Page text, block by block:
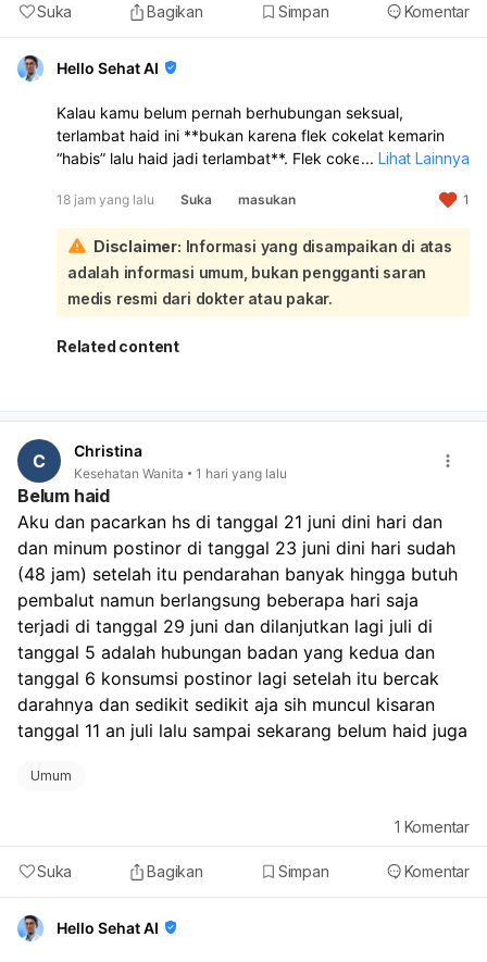
Suka Bagikan Simpan Komentar
Hello Sehat AI
Kalau kamu belum pernah berhubungan seksual,
terlambat haid ini **bukan karena flek cokelat kemarin
“habis” lalu haid jadi terlambat**. Flek cokelat sebelum
kurang tidur, perubahan gaya hidup, atau siklus haid
yang memang sedang tidak teratur**. Jadi kemungkinan
besar flek itu hanya tanda hormon sedang berubah,
bukan penyebab langsung telat haid:
Makan pisang atau makanan tertentutidak terbukti
langsung menghentikan flek atau mempercepat haid.
Yang lebih mungkin berpengaruh adalah kondisi tubuh
hari, itu masih bisa termasuk variasi siklus yang normal.
cukup, makan teratur, dan kurangi stres. Sebaiknya
periksa ke dokter kandungan atau dokter umum kalau:
haid tidak datang sampai lebih dari 1–2 minggu,
flek/pendarahan berulang terus,
ada nyeri perut hebat,
bau tidak sedap,
atau darah keluar sangat banyak.
... Lihat Lainnya
18 jam yang lalu Suka masukan 1
Disclaimer: Informasi yang disampaikan di atas
adalah informasi umum, bukan pengganti saran
medis resmi dari dokter atau pakar.
Related content
C Christina
Kesehatan Wanita 1 hari yang lalu
Belum haid
Aku dan pacarkan hs di tanggal 21 juni dini hari dan
dan minum postinor di tanggal 23 juni dini hari sudah
(48 jam) setelah itu pendarahan banyak hingga butuh
pembalut namun berlangsung beberapa hari saja
terjadi di tanggal 29 juni dan dilanjutkan lagi juli di
tanggal 5 adalah hubungan badan yang kedua dan
tanggal 6 konsumsi postinor lagi setelah itu bercak
darahnya dan sedikit sedikit aja sih muncul kisaran
tanggal 11 an juli lalu sampai sekarang belum haid juga
Umum
Suka Bagikan Simpan Komentar
1 Komentar
Hello Sehat AI